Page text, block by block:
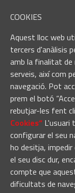
COOKIES
Aquest lloc web
tercers d'anàlisis
amb la finalitat
serveis, així com
navegació. Pot
prem el botó
rebutjar-les fent
Cookies“ L'usuari
configurar el seu
ho desitja, impedir
el seu disc dur,
compte que
dificultats de
Catalunya es
l'estiu, més enllà
Sant Fruitós
restauració i
Empats sense
Nou Atles de
Pompeu Fabra,
Altres mitjans del